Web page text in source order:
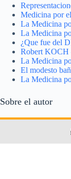
Medicina por
La Medicina
La Medicina
¿Que fue del
Robert KOCH
La Medicina
El modesto
La Medicina
Sobre el autor